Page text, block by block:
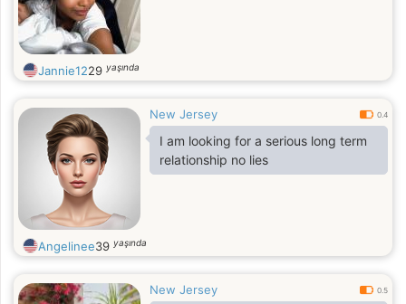
Jannie1229 yaşında
New Jersey 0.4
I am looking for a serious long term
relationship no lies
Angelinee39 yaşında
New Jersey 0.5